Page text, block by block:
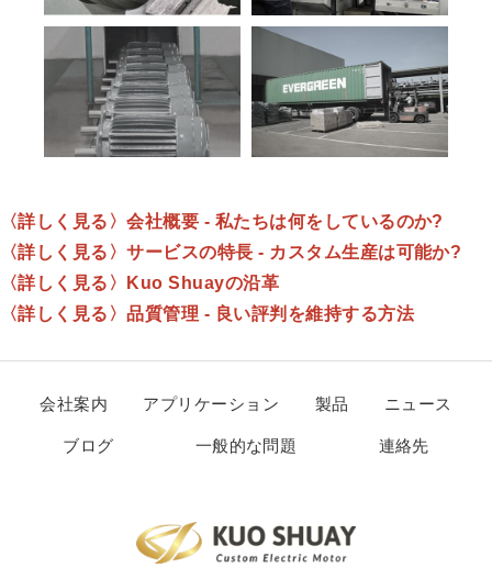
〈詳しく見る〉会社概要 - 私たちは何をしているのか?
〈詳しく見る〉サービスの特長 - カスタム生産は可能か?
〈詳しく見る〉
Kuo Shuayの沿革
〈詳しく見る〉品質管理 - 良い評判を維持する方法
会社案内 アプリケーション 製品 ニュース
ブログ 一般的な問題 連絡先